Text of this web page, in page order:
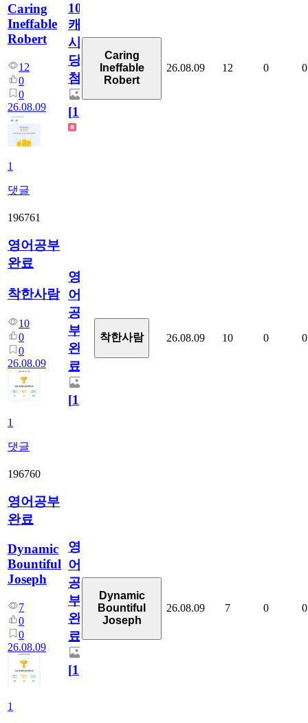
Caring
Ineffable
Robert
12
0
0
26.08.09
1
댓글
100
캐
시
당
첨
[1]
Caring
Ineffable
Robert
26.08.09 12 0 0
196761
영어공부
완료
착한사람
10
0
0
26.08.09
1
댓글
영
어
공
부
완
료
[1]
착한사람 26.08.09 10 0 0
196760
영어공부
완료
Dynamic
Bountiful
Joseph
7
0
0
26.08.09
1
영
어
공
부
완
료
[1]
Dynamic
Bountiful
Joseph
26.08.09 7 0 0